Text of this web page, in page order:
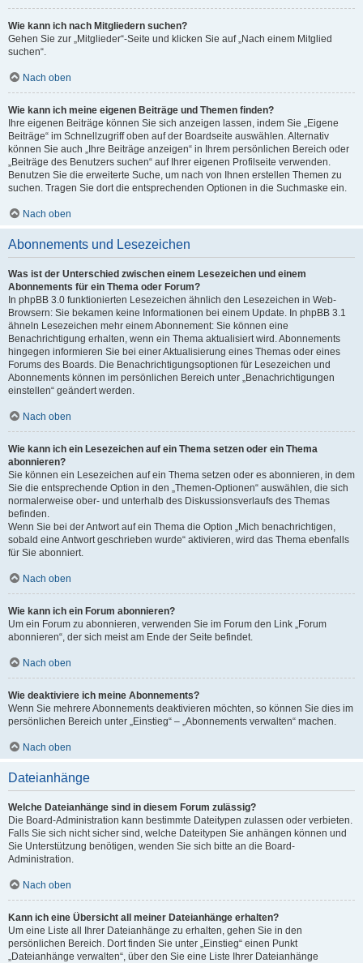
Wie kann ich nach Mitgliedern suchen?
Gehen Sie zur „Mitglieder“-Seite und klicken Sie auf „Nach einem Mitglied
suchen“.
Nach oben
Wie kann ich meine eigenen Beiträge und Themen finden?
Ihre eigenen Beiträge können Sie sich anzeigen lassen, indem Sie „Eigene
Beiträge“ im Schnellzugriff oben auf der Boardseite auswählen. Alternativ
können Sie auch „Ihre Beiträge anzeigen“ in Ihrem persönlichen Bereich oder
„Beiträge des Benutzers suchen“ auf Ihrer eigenen Profilseite verwenden.
Benutzen Sie die erweiterte Suche, um nach von Ihnen erstellen Themen zu
suchen. Tragen Sie dort die entsprechenden Optionen in die Suchmaske ein.
Nach oben
Abonnements und Lesezeichen
Was ist der Unterschied zwischen einem Lesezeichen und einem
Abonnements für ein Thema oder Forum?
In phpBB 3.0 funktionierten Lesezeichen ähnlich den Lesezeichen in Web-
Browsern: Sie bekamen keine Informationen bei einem Update. In phpBB 3.1
ähneln Lesezeichen mehr einem Abonnement: Sie können eine
Benachrichtigung erhalten, wenn ein Thema aktualisiert wird. Abonnements
hingegen informieren Sie bei einer Aktualisierung eines Themas oder eines
Forums des Boards. Die Benachrichtigungsoptionen für Lesezeichen und
Abonnements können im persönlichen Bereich unter „Benachrichtigungen
einstellen“ geändert werden.
Nach oben
Wie kann ich ein Lesezeichen auf ein Thema setzen oder ein Thema
abonnieren?
Sie können ein Lesezeichen auf ein Thema setzen oder es abonnieren, in dem
Sie die entsprechende Option in den „Themen-Optionen“ auswählen, die sich
normalerweise ober- und unterhalb des Diskussionsverlaufs des Themas
befinden.
Wenn Sie bei der Antwort auf ein Thema die Option „Mich benachrichtigen,
sobald eine Antwort geschrieben wurde“ aktivieren, wird das Thema ebenfalls
für Sie abonniert.
Nach oben
Wie kann ich ein Forum abonnieren?
Um ein Forum zu abonnieren, verwenden Sie im Forum den Link „Forum
abonnieren“, der sich meist am Ende der Seite befindet.
Nach oben
Wie deaktiviere ich meine Abonnements?
Wenn Sie mehrere Abonnements deaktivieren möchten, so können Sie dies im
persönlichen Bereich unter „Einstieg“ – „Abonnements verwalten“ machen.
Nach oben
Dateianhänge
Welche Dateianhänge sind in diesem Forum zulässig?
Die Board-Administration kann bestimmte Dateitypen zulassen oder verbieten.
Falls Sie sich nicht sicher sind, welche Dateitypen Sie anhängen können und
Sie Unterstützung benötigen, wenden Sie sich bitte an die Board-
Administration.
Nach oben
Kann ich eine Übersicht all meiner Dateianhänge erhalten?
Um eine Liste all Ihrer Dateianhänge zu erhalten, gehen Sie in den
persönlichen Bereich. Dort finden Sie unter „Einstieg“ einen Punkt
„Dateianhänge verwalten“, über den Sie eine Liste Ihrer Dateianhänge